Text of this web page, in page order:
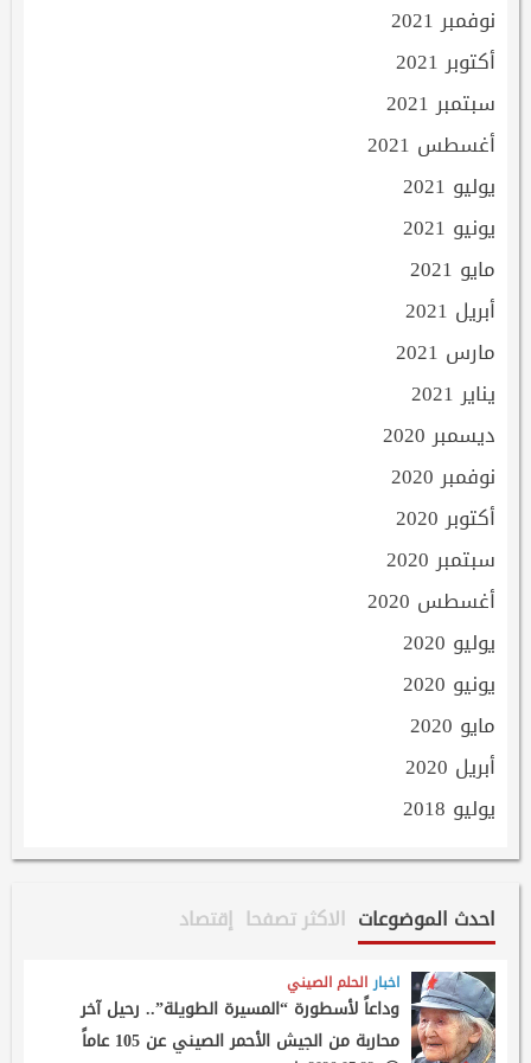
نوفمبر 2021
أكتوبر 2021
سبتمبر 2021
أغسطس 2021
يوليو 2021
يونيو 2021
مايو 2021
أبريل 2021
مارس 2021
يناير 2021
ديسمبر 2020
نوفمبر 2020
أكتوبر 2020
سبتمبر 2020
أغسطس 2020
يوليو 2020
يونيو 2020
مايو 2020
أبريل 2020
يوليو 2018
احدث الموضوعات الاكثر تصفحا إقتصاد
اخبار الحلم الصيني
وداعاً لأسطورة “المسيرة الطويلة”.. رحيل آخر
محاربة من الجيش الأحمر الصيني عن 105 عاماً